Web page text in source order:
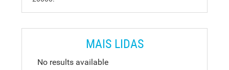
MAIS LIDAS
No results available